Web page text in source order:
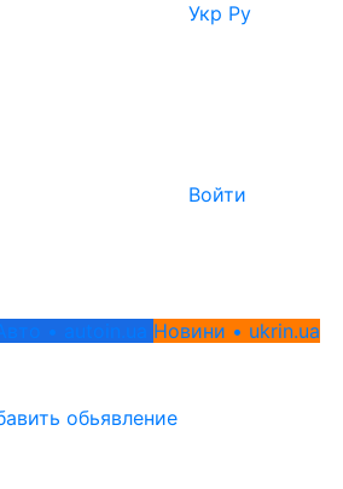
Укр Ру
Войти
• autoin.ua Новини • ukrin.ua
обьявление